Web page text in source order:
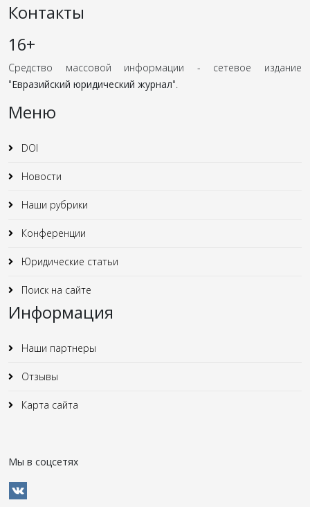
Контакты
16+
Средство массовой информации - сетевое издание
"Евразийский юридический журнал".
Меню
DOI
Новости
Наши рубрики
Конференции
Юридические статьи
Поиск на сайте
Информация
Наши партнеры
Отзывы
Карта сайта
Мы в соцсетях